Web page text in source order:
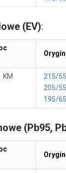
(EV):
KM
215/
205/
195/
(Pb95,